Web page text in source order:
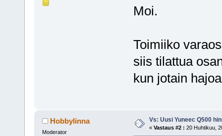
Moi.
Toimiiko
siis tilattua
kun jotain
Hobbylinna
Moderator
Vs: Uusi Yuneec Q500
« Vastaus #2 : 20 Huhtikuu,